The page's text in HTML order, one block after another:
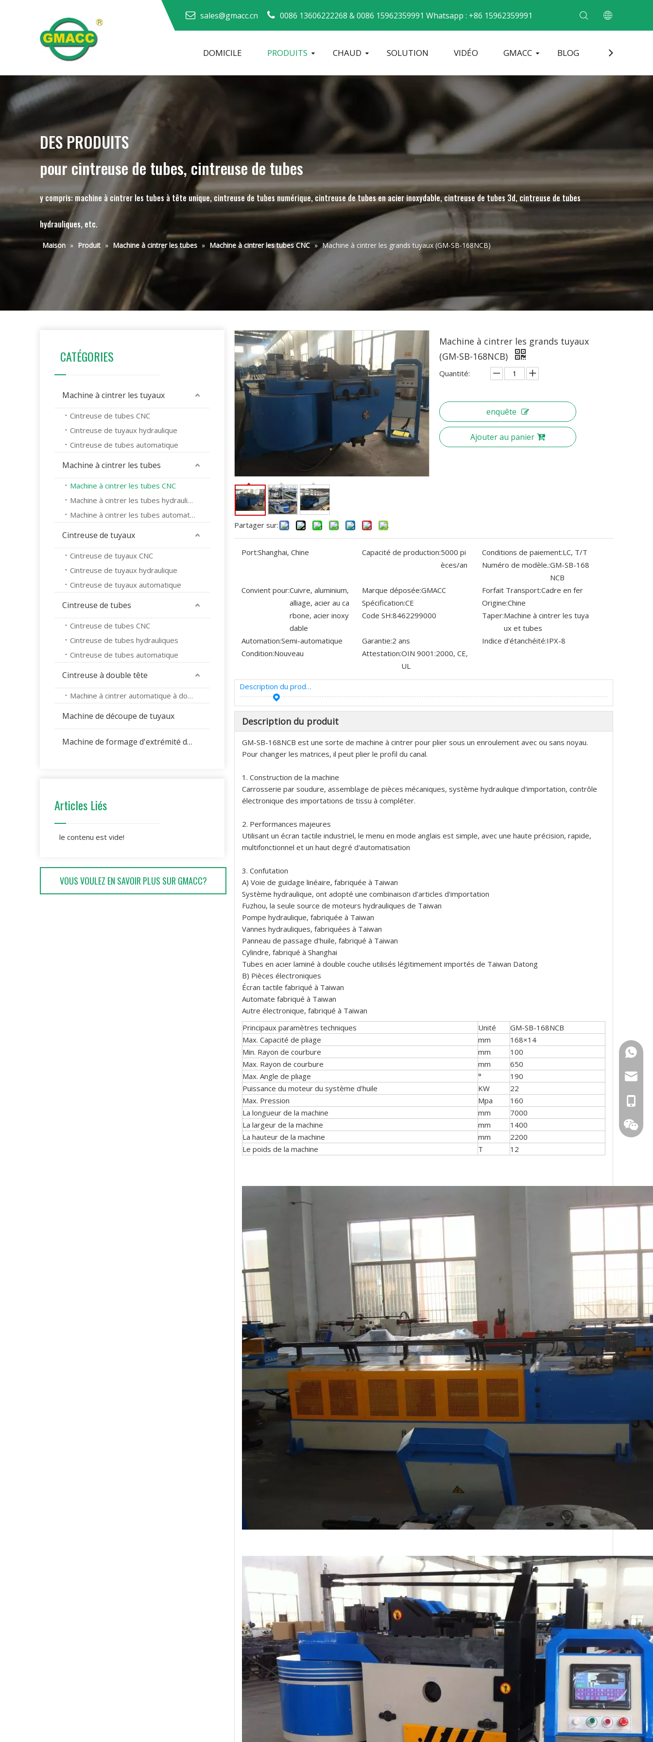
sales@gmacc.cn 0086 13606222268 &0086 15962359991 Whatsapp : +86 15962359991
DOMICILE PRODUITS CHAUD SOLUTION VIDÉO GMACC BLOG CONTACT
DES PRODUITS
pour cintreuse de tubes, cintreuse de tubes
y compris: machine à cintrer les tubes à tête unique, cintreuse de tubes numérique, cintreuse de tubes en acier inoxydable, cintreuse de tubes 3d, cintreuse de tubes
hydrauliques, etc.
Maison » Produit » Machine à cintrer les tubes » Machine à cintrer les tubes CNC » Machine à cintrer les grands tuyaux (GM-SB-168NCB)
CATÉGORIES
Machine à cintrer les tuyaux
Cintreuse de tubes CNC
Cintreuse de tuyaux hydraulique
Cintreuse de tubes automatique
Machine à cintrer les tubes
Machine à cintrer les tubes CNC
Machine à cintrer les tubes hydrauliques
Machine à cintrer les tubes automatique
Cintreuse de tuyaux
Cintreuse de tuyaux CNC
Cintreuse de tuyaux hydraulique
Cintreuse de tuyaux automatique
Cintreuse de tubes
Cintreuse de tubes CNC
Cintreuse de tubes hydrauliques
Cintreuse de tubes automatique
Cintreuse à double tête
Machine à cintrer automatique à double tête
Machine de découpe de tuyaux
Machine de formage d'extrémité de tuyau
Articles Liés
le contenu est vide!
VOUS VOULEZ EN SAVOIR PLUS SUR GMACC?
Partager sur:
Machine à cintrer les grands tuyaux
(GM-SB-168NCB)
Quantité:
enquête
Ajouter au panier
Port:Shanghai, Chine Capacité de production:5000 pi
èces/an
Conditions de paiement:LC, T/T
Numéro de modèle.:GM-SB-168
NCB
Convient pour:Cuivre, aluminium,
alliage, acier au ca
rbone, acier inoxy
dable
Marque déposée:GMACC Forfait Transport:Cadre en fer
Spécification:CE Origine:Chine
Code SH:8462299000 Taper:Machine à cintrer les tuya
ux et tubes
Automation:Semi-automatique Garantie:2 ans Indice d'étanchéité:IPX-8
Condition:Nouveau Attestation:OIN 9001:2000, CE,
UL
Description du produit
Description du produit
GM-SB-168NCB est une sorte de machine à cintrer pour plier sous un enroulement avec ou sans noyau.
Pour changer les matrices, il peut plier le profil du canal.
1. Construction de la machine
Carrosserie par soudure, assemblage de pièces mécaniques, système hydraulique d'importation, contrôle
électronique des importations de tissu à compléter.
2. Performances majeures
Utilisant un écran tactile industriel, le menu en mode anglais est simple, avec une haute précision, rapide,
multifonctionnel et un haut degré d'automatisation
3. Confutation
A) Voie de guidage linéaire, fabriquée à Taiwan
Système hydraulique, ont adopté une combinaison d'articles d'importation
Fuzhou, la seule source de moteurs hydrauliques de Taiwan
Pompe hydraulique, fabriquée à Taiwan
Vannes hydrauliques, fabriquées à Taiwan
Panneau de passage d'huile, fabriqué à Taiwan
Cylindre, fabriqué à Shanghai
Tubes en acier laminé à double couche utilisés légitimement importés de Taiwan Datong
B) Pièces électroniques
Écran tactile fabriqué à Taiwan
Automate fabriqué à Taiwan
Autre électronique, fabriqué à Taiwan
Principaux paramètres techniques
Unité
GM-SB-168NCB
Max. Capacité de pliage
mm
168×14
Min. Rayon de courbure
mm
100
Max. Rayon de courbure
mm
650
Max. Angle de pliage
°
190
Puissance du moteur du système d'huile
KW
22
Max. Pression
Mpa
160
La longueur de la machine
mm
7000
La largeur de la machine
mm
1400
La hauteur de la machine
mm
2200
Le poids de la machine
T 12
+86
0086